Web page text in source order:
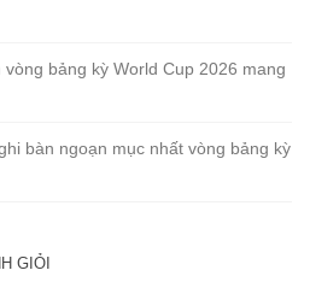
bảng kỳ World Cup 2026 mang
bàn ngoạn mục nhất vòng bảng kỳ
GIỎI